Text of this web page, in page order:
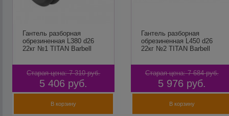
Гантель разборная
обрезиненная L380 d26
22кг №1 TITAN Barbell
Старая цена: 7 310 руб.
5 406 руб.
В корзину
Гантель разборная
обрезиненная L450 d26
22кг №2 TITAN Barbell
Старая цена: 7 684 руб.
5 976 руб.
В корзину